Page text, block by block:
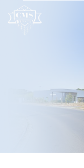
Panneau de gestion